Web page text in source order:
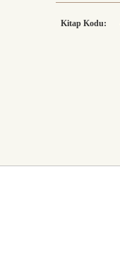
Kitap Kodu: